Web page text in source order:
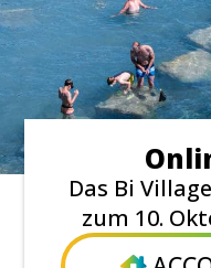
Das Bi
zum 10.